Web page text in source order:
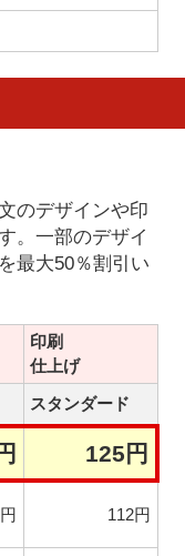
のデザインや印
。一部のデザイ
最大50％割引い
印刷
仕上げ
スタンダード
125円
112円